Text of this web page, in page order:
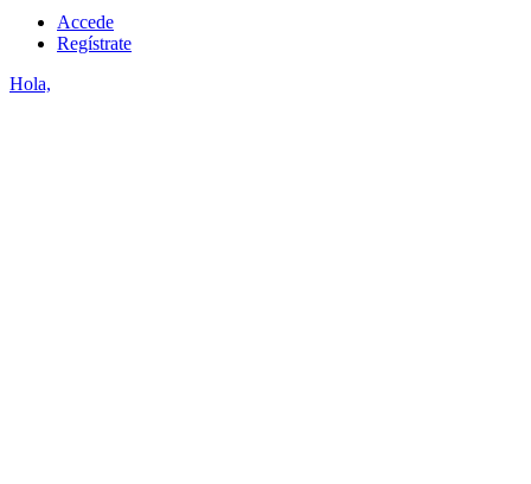
Accede
Regístrate
Hola,